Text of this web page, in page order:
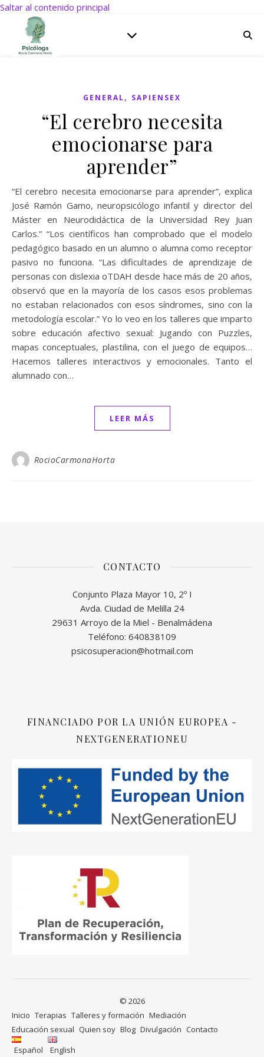
Saltar al contenido principal
GENERAL, SAPIENSEX
“El cerebro necesita
emocionarse para
aprender”
“El cerebro necesita emocionarse para aprender”, explica
José Ramón Gamo, neuropsicólogo infantil y director del
Máster en Neurodidáctica de la Universidad Rey Juan
Carlos.” “Los científicos han comprobado que el modelo
pedagógico basado en un alumno o alumna como receptor
pasivo no funciona. “Las dificultades de aprendizaje de
personas con dislexia oTDAH desde hace más de 20 años,
observó que en la mayoría de los casos esos problemas
no estaban relacionados con esos síndromes, sino con la
metodología escolar.” Yo lo veo en los talleres que imparto
sobre educación afectivo sexual: Jugando con Puzzles,
mapas conceptuales, plastilina, con el juego de equipos…
Hacemos talleres interactivos y emocionales. Tanto el
alumnado con…
LEER MÁS
RocioCarmonaHorta
CONTACTO
Conjunto Plaza Mayor 10, 2º I
Avda. Ciudad de Melilla 24
29631 Arroyo de la Miel - Benalmádena
Teléfono: 640838109
psicosuperacion@hotmail.com
FINANCIADO POR LA UNIÓN EUROPEA -
NEXTGENERATIONEU
© 2026
Inicio Terapias Talleres y formación Mediación
Educación sexual Quien soy Blog Divulgación Contacto
Español
English